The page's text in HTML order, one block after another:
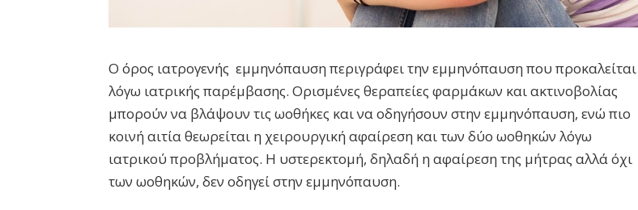
Ο όρος ιατρογενής εμμηνόπαυση περιγράφει την εμμηνόπαυση που προκαλείται
λόγω ιατρικής παρέμβασης. Ορισμένες θεραπείες φαρμάκων και ακτινοβολίας
μπορούν να βλάψουν τις ωοθήκες και να οδηγήσουν στην εμμηνόπαυση, ενώ πιο
κοινή αιτία θεωρείται η χειρουργική αφαίρεση και των δύο ωοθηκών λόγω
ιατρικού προβλήματος. Η υστερεκτομή, δηλαδή η αφαίρεση της μήτρας αλλά όχι
των ωοθηκών, δεν οδηγεί στην εμμηνόπαυση.